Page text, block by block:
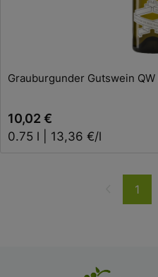
10,02 €
0.75 l | 13,36 €/l
1